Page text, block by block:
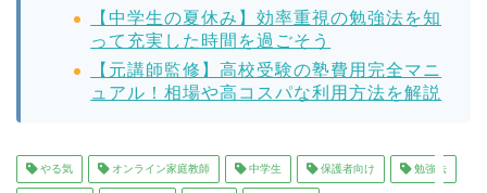
【中学生の夏休み】効率重視の勉強法を知
って充実した時間を過ごそう
【元講師監修】高校受験の塾費用完全マニ
ュアル！相場や高コスパな利用方法を解説
やる気 オンライン家庭教師 中学生 保護者向け 勉強法
まなぶてらす活用法
教育コラム
講師ブログ